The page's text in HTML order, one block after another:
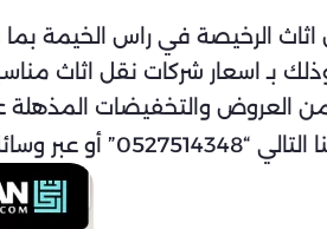
الرخيصة في راس الخيمة
بـ اسعار شركات نقل اثاث
العروض والتخفيضات
مزيد من المعلومات والاستفسارات.